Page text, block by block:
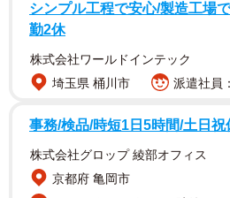
シンプル工程で安心/製造工場
勤2休
株式会社ワールドインテック
埼玉県 桶川市
派遣社員
事務/検品/時短1日5時間/土日祝
株式会社グロップ 綾部オフィス
京都府 亀岡市